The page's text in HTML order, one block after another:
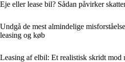
Eje eller lease bil? Sådan påvirker
Undgå de mest almindelige
leasing og køb
Leasing af elbil: Et realistisk skridt mod